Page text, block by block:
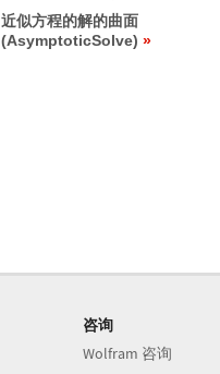
近似方程的解的曲面
(AsymptoticSolve)
咨询
Wolfram 咨询